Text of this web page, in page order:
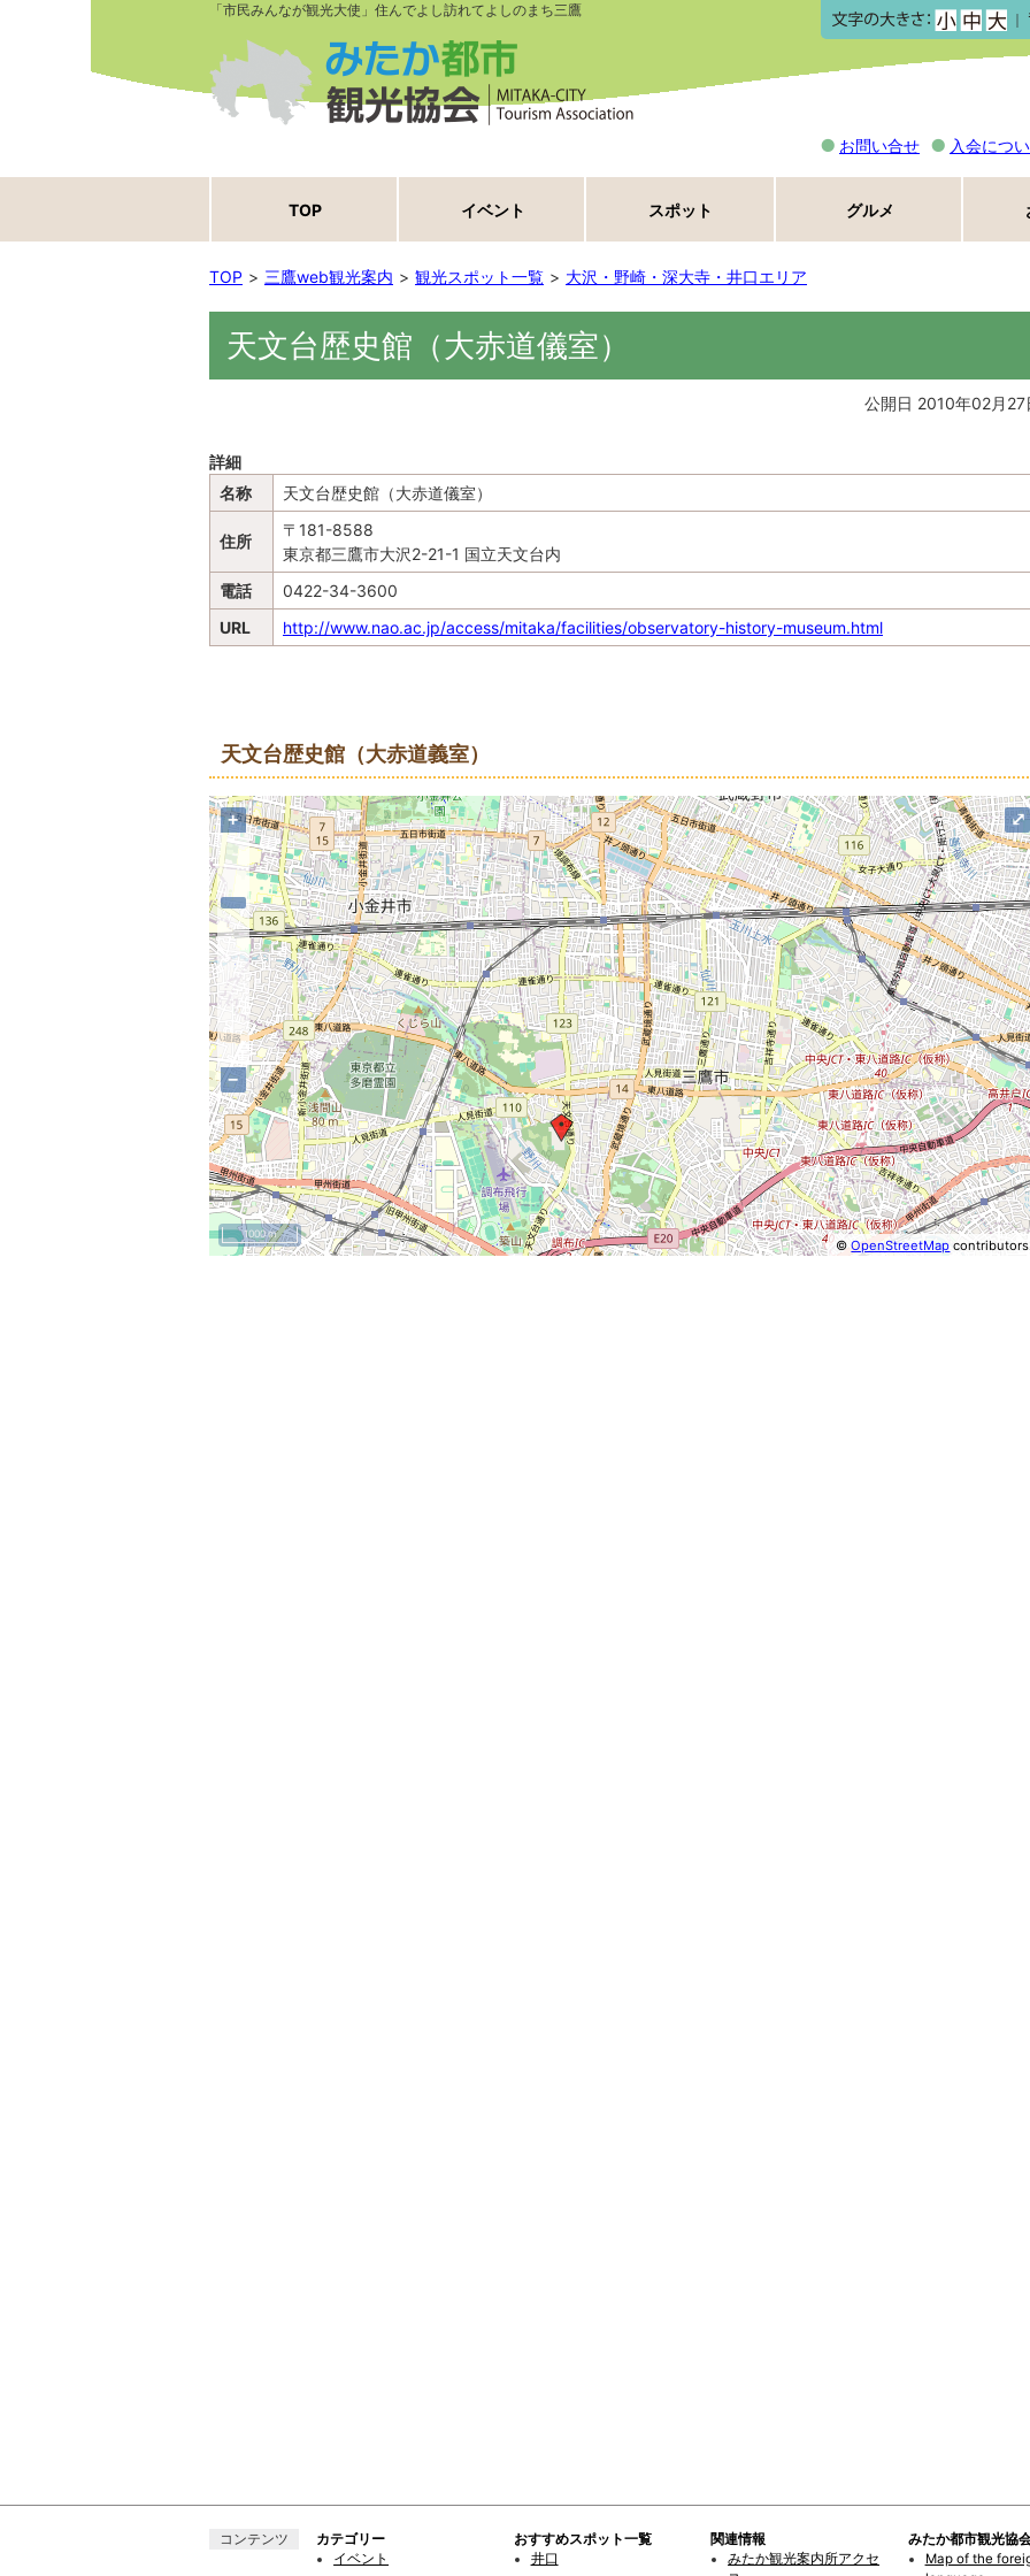
「市民みんなが観光大使」住んでよし訪れてよしのまち三鷹
｜
お問い合せ 入会につ
TOP イベント スポット グルメ
TOP 三鷹web観光案内 観光スポット一覧 大沢・野崎・深大寺・井口エリア
天文台歴史館（大赤道儀室）
公開日 2010年02月27
詳細
名称
天文台歴史館（大赤道儀室）
住所
〒181-8588
東京都三鷹市大沢2-21-1 国立天文台内
電話
0422-34-3600
URL
http://www.nao.ac.jp/access/mitaka/facilities/observatory-history-museum.html
天文台歴史館（大赤道義室）
+
−
©OpenStreetMap
1000 m
⤢
コンテンツ カテゴリー
イベント
おすすめスポット一覧
井口
関連情報
みたか観光案内所アクセ
みたか都市観光協
Map of the